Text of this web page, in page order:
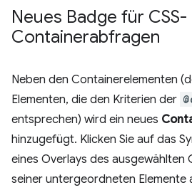
Neues Badge für CSS-
Containerabfragen
Neben den Containerelementen
Elementen, die den Kriterien der
entsprechen) wird ein neues
hinzugefügt. Klicken Sie auf das
eines Overlays des ausgewählten
seiner untergeordneten Elemente